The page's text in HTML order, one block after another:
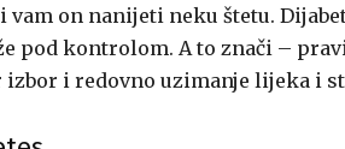
vam on nanijeti neku štetu.
pod kontrolom. A to znači –
izbor i redovno uzimanje lijeka i